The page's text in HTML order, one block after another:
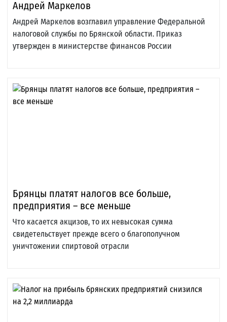
Андрей Маркелов
Андрей Маркелов возглавил управление Федеральной
налоговой службы по Брянской области. Приказ
утвержден в министерстве финансов России
Брянцы платят налогов все больше,
предприятия – все меньше
Что касается акцизов, то их невысокая сумма
свидетельствует прежде всего о благополучном
уничтожении спиртовой отрасли